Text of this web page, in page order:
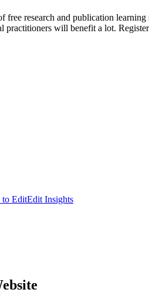
free research and publication
practitioners will benefit a lot.
to EditEdit Insights